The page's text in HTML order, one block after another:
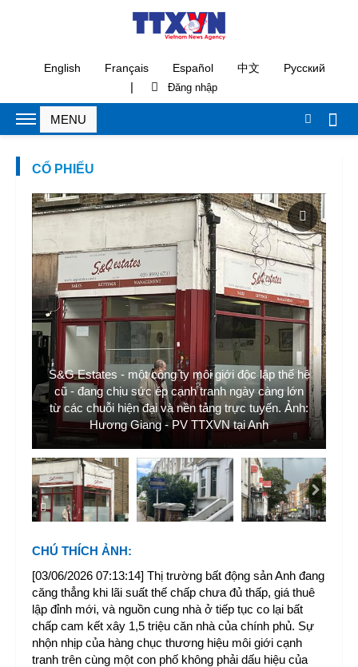
English Français Español 中文 Русский
|
CỔ PHIẾU
S&G Estates - một công ty môi giới độc lập thế hệ
cũ - đang chịu sức ép cạnh tranh ngày càng lớn
từ các chuỗi hiện đại và nền tảng trực tuyến. Ảnh:
Hương Giang - PV TTXVN tại Anh
CHÚ THÍCH ẢNH:
[03/06/2026 07:13:14] Thị trường bất động sản Anh đang
căng thẳng khi lãi suất thế chấp chưa đủ thấp, giá thuê
lập đỉnh mới, và nguồn cung nhà ở tiếp tục co lại bất
chấp cam kết xây 1,5 triệu căn nhà của chính phủ. Sự
nhộn nhịp của hàng chục thương hiệu môi giới cạnh
tranh trên cùng một con phố không phải dấu hiệu của